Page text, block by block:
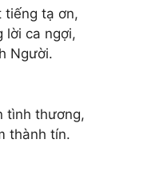
tiếng tạ ơn,
lời ca ngợi,
Người.
tình thương,
thành tín.